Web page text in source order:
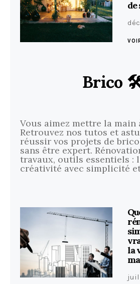
de
Brico
Vous aimez mettre la main
Retrouvez nos tutos et
réussir vos projets de
sans être expert.
travaux, outils essentiels :
créativité avec simplicité
la